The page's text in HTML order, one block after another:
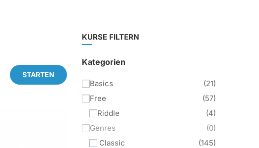
STARTEN
KURSE FILTERN
Kategorien
Basics
21
Free
57
Riddle
4
Genres
0
Classic
145